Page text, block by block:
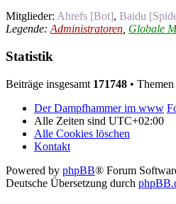
Mitglieder: Ahrefs [Bot], Baidu
Legende: Administratoren Globale
Statistik
Beiträge insgesamt 171748 •
Der Dampfhammer im www
Alle Zeiten sind UTC+02:00
Alle Cookies löschen
Kontakt
Powered by phpBB® Forum
Deutsche Übersetzung durch